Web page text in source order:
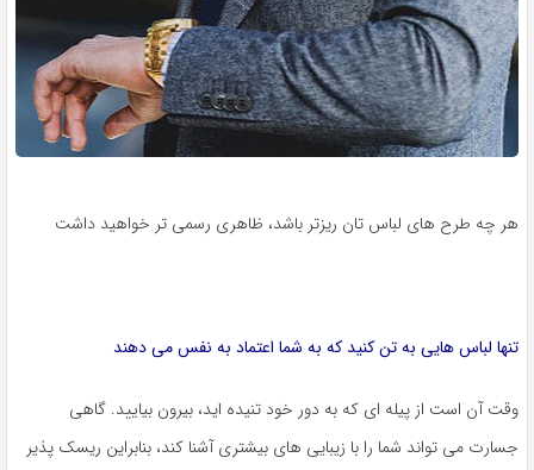
هر چه طرح های لباس تان ریزتر باشد، ظاهری رسمی تر خواهید داشت
تنها لباس هایی به تن کنید که به شما اعتماد به نفس می دهند
وقت آن است از پیله ای که به دور خود تنیده اید، بیرون بیایید. گاهی
جسارت می تواند شما را با زیبایی های بیشتری آشنا کند، بنابراین ریسک پذیر